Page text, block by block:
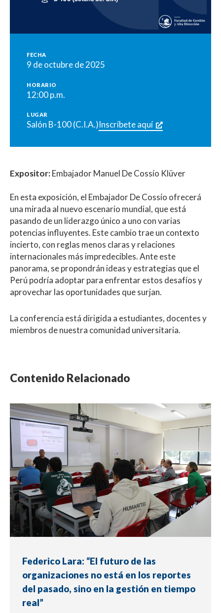
FECHA
9 de octubre de 2025
HORARIO
12:00 p.m.
LUGAR
Salón B-100 (C.I.A.)Inscríbete aquí
Expositor:Embajador Manuel De Cossío Klüver
En esta exposición, el Embajador De Cossío ofrecerá
una mirada al nuevo escenario mundial, que está
pasando de un liderazgo único a uno con varias
potencias influyentes. Este cambio trae un contexto
incierto, con reglas menos claras y relaciones
internacionales más impredecibles. Ante este
panorama, se propondrán ideas y estrategias que el
Perú podría adoptar para enfrentar estos desafíos y
aprovechar las oportunidades que surjan.
La conferencia está dirigida a estudiantes, docentes y
miembros de nuestra comunidad universitaria.
Contenido Relacionado
NOTICIA
Federico Lara: “El futuro de las
organizaciones no está en los reportes
del pasado, sino en la gestión en tiempo
real”